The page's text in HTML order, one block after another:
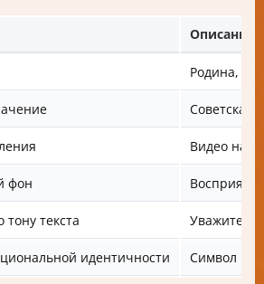
Описание
Родина,
Советская
Видео на
фон
текста
идентичности Символ